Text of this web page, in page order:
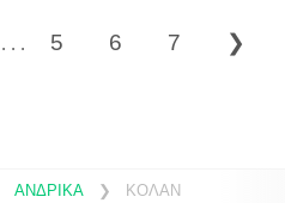
. . . 5 6 7 ❯
ΑΝΔΡΙΚΑ ❯ ΚΟΛΑΝ